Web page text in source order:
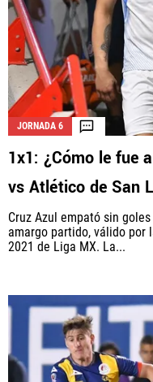
JORNADA 6
1x1: ¿Cómo le fue
vs Atlético de San
Cruz Azul empató sin
amargo partido, válido por
2021 de Liga MX. La...